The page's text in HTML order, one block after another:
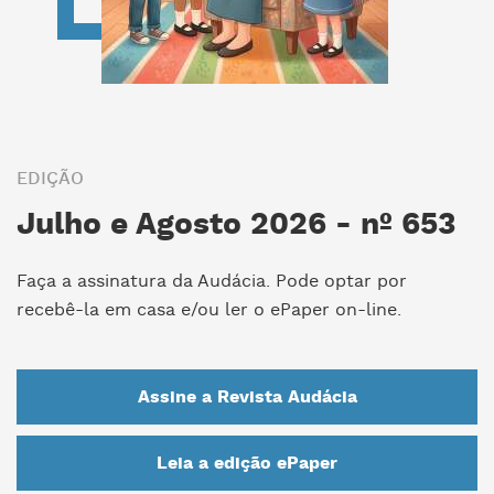
EDIÇÃO
Julho e Agosto 2026 - nº 653
Faça a assinatura da Audácia. Pode optar por
recebê-la em casa e/ou ler o ePaper on-line.
Assine a Revista Audácia
Leia a edição ePaper